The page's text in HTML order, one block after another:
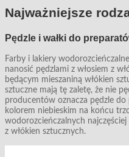
Najważniejsze
Pędzle i wałki do
Farby i lakiery
nanosić pędzlami z włosiem z
będącym mieszaniną włókien
sztuczne mają tę zaletę, że nie
producentów oznacza pędzle
kolorem niebieskim na końcu
wodorozcieńczalnych
z włókien sztucznych.